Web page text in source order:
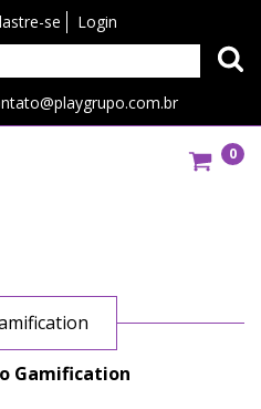
se Login
0
Gamification